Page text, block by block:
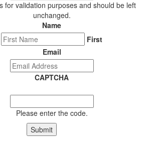
for validation purposes and should be left
unchanged.
Name
First
Email
CAPTCHA
Please enter the code.
Submit